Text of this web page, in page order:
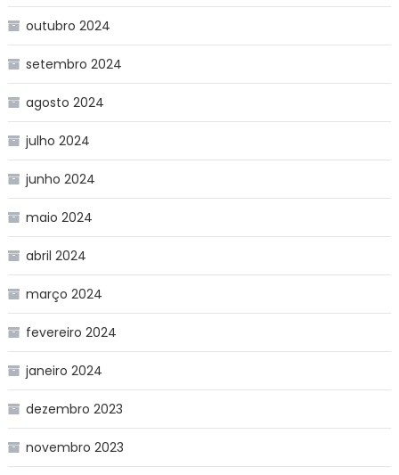
outubro 2024
setembro 2024
agosto 2024
julho 2024
junho 2024
maio 2024
abril 2024
março 2024
fevereiro 2024
janeiro 2024
dezembro 2023
novembro 2023